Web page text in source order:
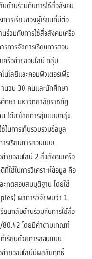
ด้านร่วมกับการใช้สื่อสังคม
ารเรียนของผู้เรียนที่มีต่อ
ร่วมกับการใช้สื่อสังคมเครือ
การจัดการเรียนการสอน
ครือข่ายออนไลน์ กลุ่ม
นโลยีและคอมพิวเตอร์เพื่อ
นวน 30 คนและนักศึกษา
ศึกษา มหาวิทยาลัยราชภัฏ
ได้มาโดยการสุ่มแบบกลุ่ม
นการเก็บรวบรวมข้อมูล
รเรียนการสอนแบบ
ายออนไลน์ 2.สื่อสังคมเครือ
ช้ในการวิเคราะห์ข้อมูล คือ
ะทดสอบสมมุติฐาน โดยใช้
ผลการวิจัยพบว่า 1.
ยนกลับด้านร่วมกับการใช้สื่อ
80.42 โดยมีค่าตามเกณฑ์
เรียนด้วยการสอนแบบ
ข่ายออนไลน์มีผลสัมฤทธิ์